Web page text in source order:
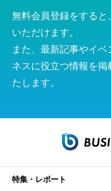
無料会員登録をすると
いただけます。
また、最新記事やイ
ネスに役立つ情報を
たします。
特集・レポート